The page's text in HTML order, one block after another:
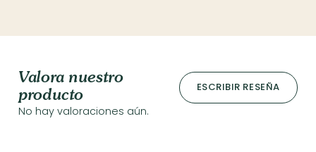
Valora nuestro
producto
ESCRIBIR RESEÑA
No hay valoraciones aún.